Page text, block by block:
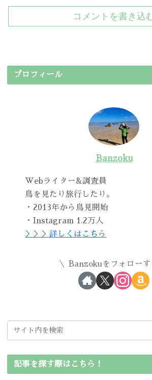
コメントを書き込
プロフィール
Banzoku
Webライター&調査員
鳥を見たり旅行したり。
・2013年から鳥見開始
・Instagram 1.2万人
＞＞＞詳しくはこちら
Banzokuをフォローす
記事を探す際はこちら！